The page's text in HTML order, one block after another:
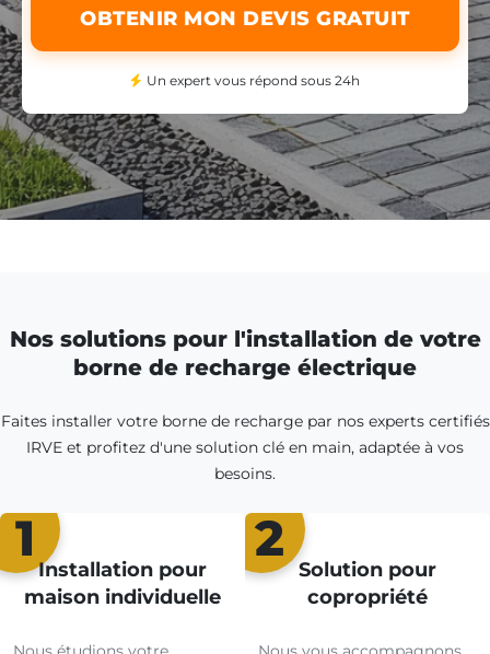
OBTENIR MON DEVIS GRATUIT
Un expert vous répond sous 24h
Nos solutions pour l'installation de votre
borne de recharge électrique
Faites installer votre borne de recharge par nos experts certifiés
IRVE et profitez d'une solution clé en main, adaptée à vos
besoins.
1
Installation pour
maison individuelle
2
Solution pour
copropriété